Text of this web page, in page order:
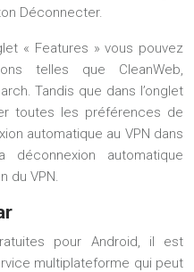
Déconnecter.
« Features » vous pouvez
telles que CleanWeb,
Tandis que dans l’onglet
toutes les préférences de
automatique au VPN dans
automatique
du VPN.
pour Android, il est
multiplateforme qui peut